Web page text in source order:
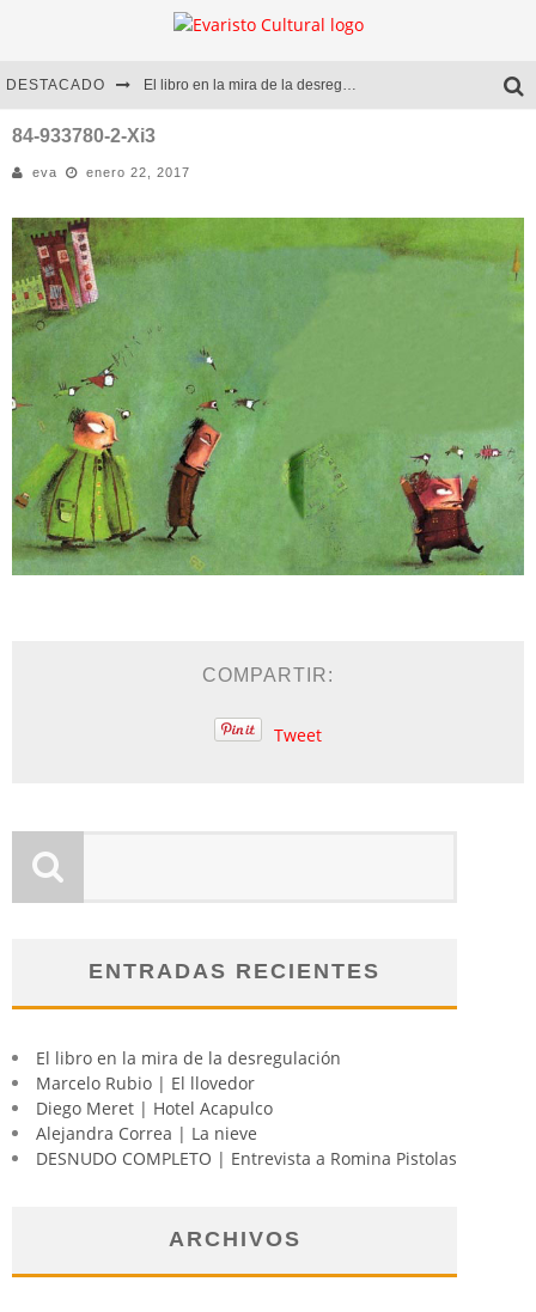
DESTACADO El libro en la mira de la desregulación
Marcelo Rubio | El llovedor
Diego Meret | Hotel Acapulco
84-933780-2-Xi3
eva enero 22, 2017
COMPARTIR:
Tweet
ENTRADAS RECIENTES
El libro en la mira de la desregulación
Marcelo Rubio | El llovedor
Diego Meret | Hotel Acapulco
Alejandra Correa | La nieve
DESNUDO COMPLETO | Entrevista a Romina Pistolas
ARCHIVOS